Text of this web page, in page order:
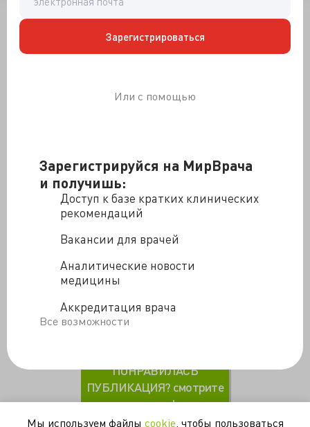
Зарегистрируйся на МирВрача
и получишь:
Доступ к базе кратких клинических
рекомендаций
Вакансии для врачей
Аналитические новости
медицины
Аккредитация врача
Все возможности
Зарегистрироваться
Или с помощью
В этой лекции мы осветим основные вопросы,
касающиеся расширенной сердечно-легочной
реанимации. Что такое РСЛР? Какие
основополагающие элементы выделяют в РСЛР?
Ответы на эти и многие другие вопросы Вы сможете
найти в нашей лекции. Приятного просмотра! Не
делиться с друзьями нашими видео!
ПОНРАВИЛАСЬ
ПУБЛИКАЦИЯ? смотрите
другие!
Мы используем файлы cookie , чтобы пользоваться